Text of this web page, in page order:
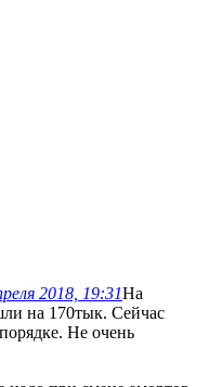
2018, 19:31На
на 170тык. Сейчас
Не очень